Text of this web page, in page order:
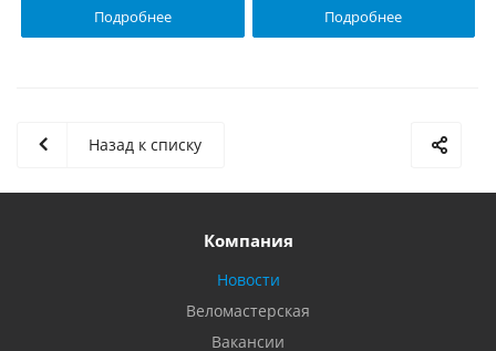
Подробнее Подробнее
Назад к списку
Компания
Новости
Веломастерская
Вакансии